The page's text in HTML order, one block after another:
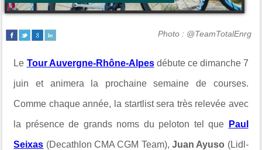
Photo : @TeamTotalEnrg
Le Tour Auvergne-Rhône-Alpesdébute ce dimanche 7
juin et animera la prochaine semaine de courses.
Comme chaque année, la startlist sera très relevée avec
la présence de grands noms du peloton tel que Paul
Seixas (Decathlon CMA CGM Team), Juan Ayuso (Lidl-